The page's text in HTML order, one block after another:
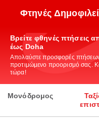
Φτηνές
Βρείτε φθηνές πτήσεις
έως Doha
Απολαύστε προσφορές
προτιμώμενο προορισμό σας.
τώρα!
Μονόδρομος